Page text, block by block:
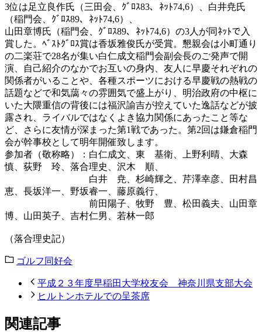
3位は足立良作氏（三田会、ｸﾞﾛｽ83、ﾈｯﾄ74,6）、白井尭氏
（稲門会、ｸﾞﾛｽ89、ﾈｯﾄ74,6）、
山田章博氏（稲門会、ｸﾞﾛｽ89、ﾈｯﾄ74,6）の3人が同ﾈｯﾄで入
賞した。ﾍﾞｽﾄｸﾞﾛｽ賞は香坂雅俊氏が受賞。懇親会は小町通り
の二楽荘で28名が集い白仁成文稲門会副会長のご発声で開
演、自己紹介のなかでお互いの身内、友人に早慶それぞれの
関係者がいることや、各種スポーツにおける早慶戦の熱戦の
話題などで和気藹々の雰囲気で盛上がり、明治政府の中枢に
いた大隈重信の背後には福沢諭吉が控えていた逸話などが披
露され、ライバルではなくよき協力関係にあったこと等な
ど、さらに友情が深まった第1戦であった。第2回は鎌倉稲門
会が幹事校として明年開催致します。
参加者（敬称略）：白仁成文、東 基衛、上野利晴、大森
慎、荻野 玲、落合理史、沢木 順、
白井 尭、杉崎輝之、芹澤幸彦、田村昌
恵、長坂洋一、野坂睿一、藤原義行、
前田陽子、牧野 豊、松田義夫、山田章
博、山田英子、吉村仁男、若林一郎
（落合理史記）
ゴルフ同好会
平成２３年度早稲田大学校友会 神奈川県支部大会
ヒルトンホテルでの呈茶席
関連記事